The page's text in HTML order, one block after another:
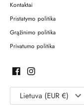
Kontaktai
Pristatymo politika
Grąžinimo politika
Privatumo politika
Lietuva (EUR €)